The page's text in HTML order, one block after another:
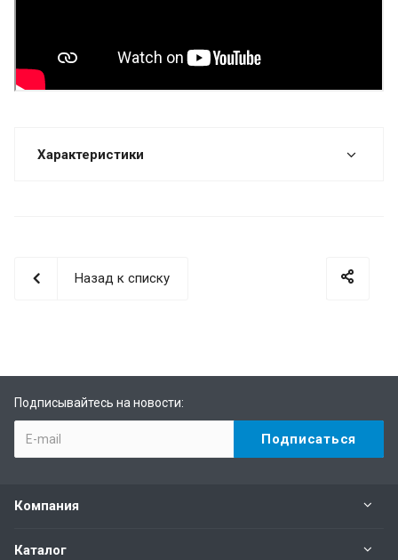
Характеристики
Назад к списку
Подписывайтесь на новости:
Компания
Каталог